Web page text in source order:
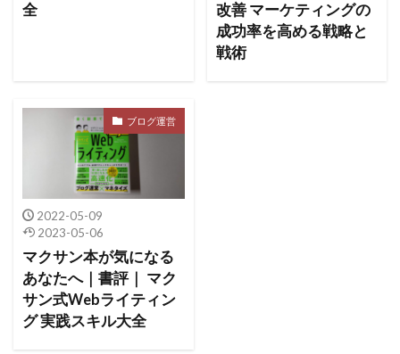
全
改善 マーケティングの
成功率を高める戦略と
戦術
ブログ運営
2022-05-09
2023-05-06
マクサン本が気になる
あなたへ｜書評｜ マク
サン式Webライティン
グ 実践スキル大全